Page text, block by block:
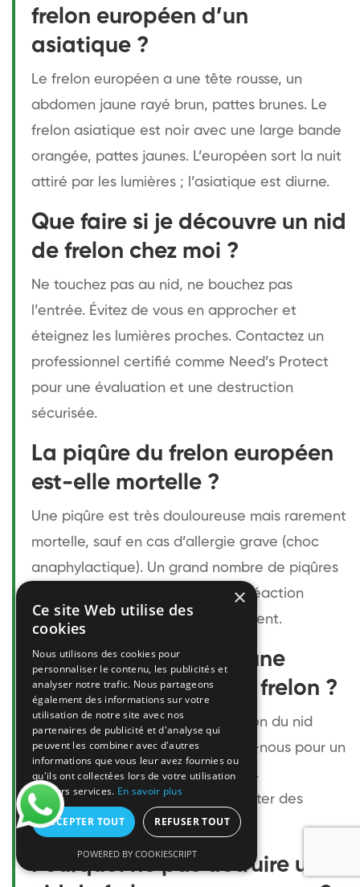
frelon européen d’un
asiatique ?
Le frelon européen a une tête rousse, un
abdomen jaune rayé brun, pattes brunes. Le
frelon asiatique est noir avec une large bande
orangée, pattes jaunes. L’européen sort la nuit
attiré par les lumières ; l’asiatique est diurne.
Que faire si je découvre un nid
de frelon chez moi ?
Ne touchez pas au nid, ne bouchez pas
l’entrée. Évitez de vous en approcher et
éteignez les lumières proches. Contactez un
professionnel certifié comme Need’s Protect
pour une évaluation et une destruction
sécurisée.
La piqûre du frelon européen
est-elle mortelle ?
Une piqûre est très douloureuse mais rarement
mortelle, sauf en cas d’allergie grave (choc
anaphylactique). Un grand nombre de piqûres
peut être dangereux. En cas de réaction
sévère, appelez le 15 immédiatement.
Quel est le prix pour une
destruction de nid de frelon ?
Le coût varie selon la configuration du nid
(hauteur, accès, type). Contactez-nous pour un
devis personnalisé et transparent.
L’intervention rapide permet d’éviter des
dégâts plus coûteux.
Pourquoi ne pas détruire un
×
Ce site Web utilise des
cookies
Nous utilisons des cookies pour
personnaliser le contenu, les publicités et
analyser notre trafic. Nous partageons
également des informations sur votre
utilisation de notre site avec nos
partenaires de publicité et d'analyse qui
peuvent les combiner avec d'autres
informations que vous leur avez fournies ou
qu'ils ont collectées lors de votre utilisation
de leurs services. En savoir plus
ACCEPTER TOUT REFUSER TOUT
POWERED BY COOKIESCRIPT